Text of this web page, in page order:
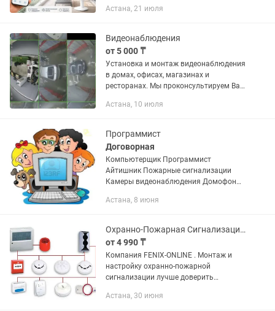
бақылау жуйесінен бастап, ең арзан
Астана, 21 июля
Видеонаблюдения
от 5 000 ₸
Установка и монтаж видеонаблюдения
в домах, офисах, магазинах и
ресторанах. Мы проконсультируем Вас
монтажа,систем видеонаблюдения.У
камеры...
Астана, 10 июля
Программист
Договорная
Компьютерщик Программист
Айтишник Пожарные сигнализации
Камеры видеонаблюдения Домофоны
и тд! Установка программ, установка
Астана, 8 июня
Охранно-Пожарная Сигнализация ПОД КЛЮЧ с документами в г. Астана
от 4 990 ₸
Компания FENIX-ONLINE . Монтаж и
настройку охранно-пожарной
сигнализации лучше доверить
большой опыт c 2015 года в
Астана, 30 июня